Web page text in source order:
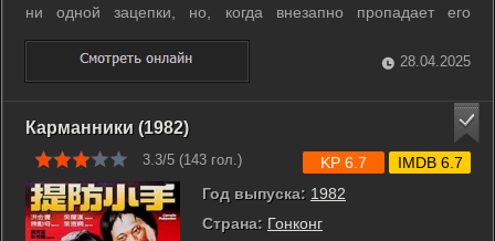
ни одной зацепки, но, когда внезапно пропадает его
невеста, тоже сотрудница полиции, становится ясно, что
Безумцу придётся иметь дело с серийным убийцей. ...28.04.2025
Карманники (1982)
3.3/5 (143 гол.)
Год выпуска: 1982
Страна: Гонконг
KP 6.7 IMDB 6.7